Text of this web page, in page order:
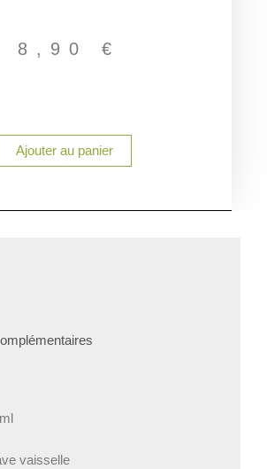
8,90 €
Ajouter au panier
vaisselle